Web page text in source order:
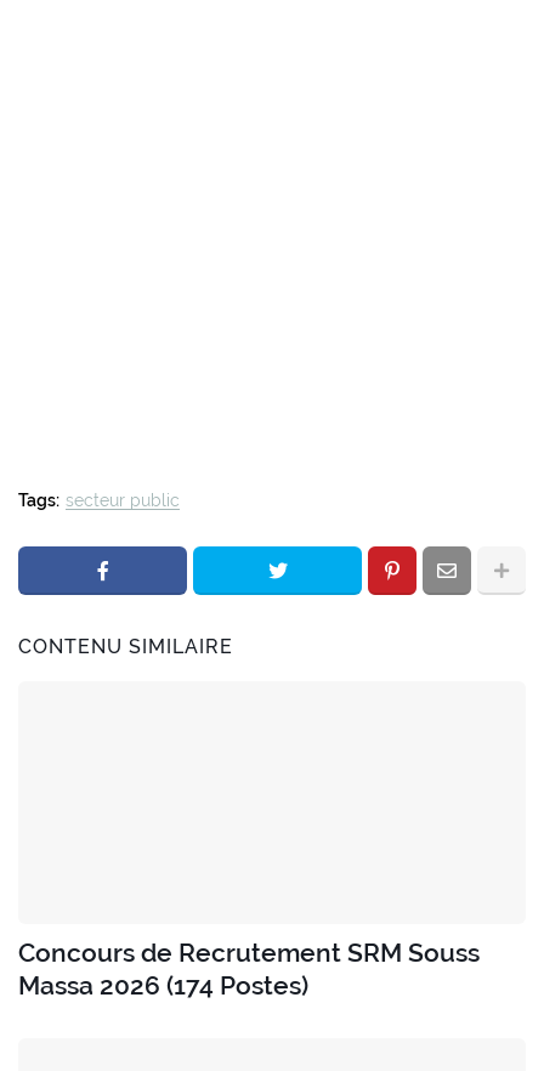
Tags: secteur public
CONTENU SIMILAIRE
Concours de Recrutement SRM Souss
Massa 2026 (174 Postes)